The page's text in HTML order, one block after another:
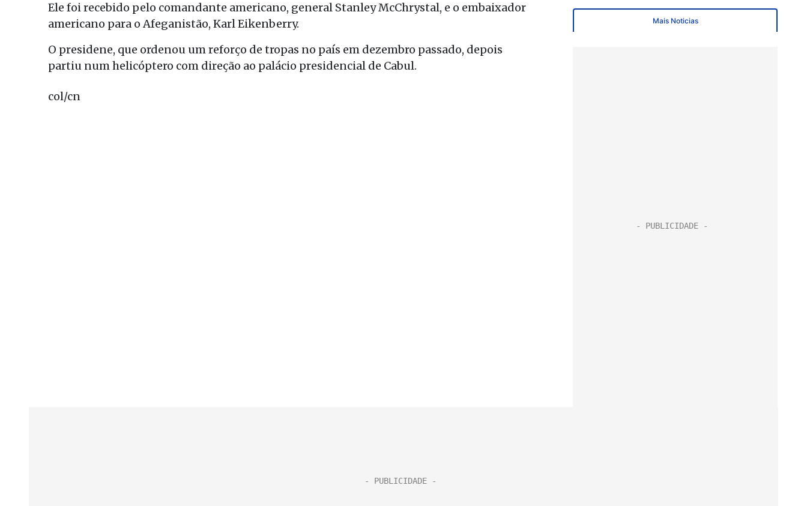
Ele foi recebido pelo comandante americano, general Stanley McChrystal, e o embaixador
americano para o Afeganistão, Karl Eikenberry.
O presidene, que ordenou um reforço de tropas no país em dezembro passado, depois
partiu num helicóptero com direção ao palácio presidencial de Cabul.
col/cn